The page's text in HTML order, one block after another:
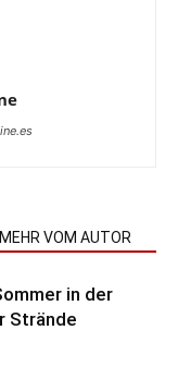
MEHR VOM AUTOR
in der
Strände